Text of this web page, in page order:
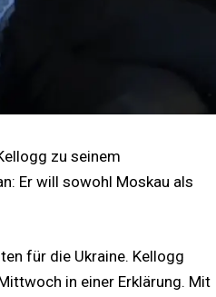
zu seinem
Er will sowohl Moskau als
für die Ukraine. Kellogg
in einer Erklärung. Mit